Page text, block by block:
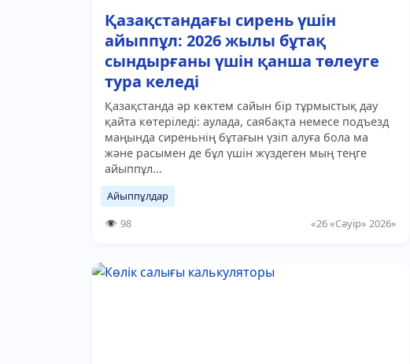
Қазақстандағы сирень үшін
айыппұл: 2026 жылы бұтақ
сындырғаны үшін қанша төлеуге
тура келеді
Қазақстанда әр көктем сайын бір тұрмыстық дау
қайта көтеріледі: аулада, саябақта немесе подъезд
маңында сиреньнің бұтағын үзіп алуға бола ма
және расымен де бұл үшін жүздеген мың теңге
айыппұл...
Айыппұлдар
98
«26 «Сәуір» 2026»